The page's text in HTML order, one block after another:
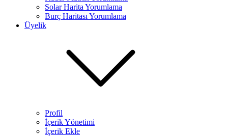
Solar Harita Yorumlama​
Burç Haritası Yorumlama
Üyelik
Profil
İçerik Yönetimi
İçerik Ekle